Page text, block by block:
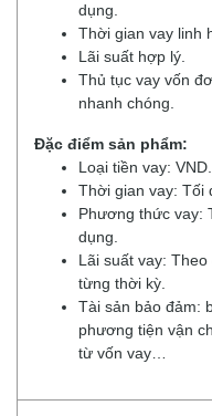
dụng.
Thời gian vay linh
Lãi suất hợp lý.
Thủ tục vay vốn
nhanh chóng.
Đặc điểm sản phẩm:
Loại tiền vay: VND.
Thời gian vay: Tối
Phương thức vay:
dụng.
Lãi suất vay:
từng thời kỳ.
Tài sản bảo đảm:
phương tiện vận
từ vốn vay…